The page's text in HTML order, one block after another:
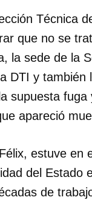
Técnica
que no se
la sede de la
DTI y también
supuesta
apareció
estuve en
del Estado
de